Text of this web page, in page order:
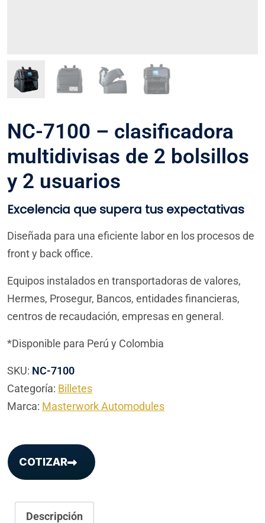
NC-7100 – clasificadora
multidivisas de 2 bolsillos
y 2 usuarios
Excelencia que supera tus expectativas
Diseñada para una eficiente labor en los procesos de
front y back office.
Equipos instalados en transportadoras de valores,
Hermes, Prosegur, Bancos, entidades financieras,
centros de recaudación, empresas en general.
*Disponible para Perú y Colombia
SKU: NC-7100
Categoría: Billetes
Marca: Masterwork Automodules
COTIZAR
Descripción